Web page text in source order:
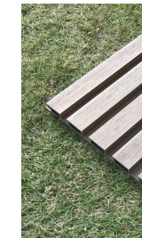
の
設
計
考
え
プ
ラ
ス
チ
ッ
ク
複
合
壁
パ
ネ
ル
の